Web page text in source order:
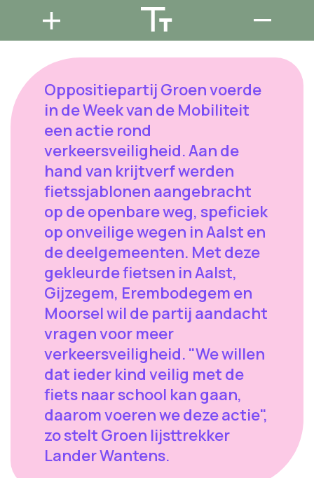
Oppositiepartij Groen voerde
in de Week van de Mobiliteit
een actie rond
verkeersveiligheid. Aan de
hand van krijtverf werden
fietssjablonen aangebracht
op de openbare weg, speficiek
op onveilige wegen in Aalst en
de deelgemeenten. Met deze
gekleurde fietsen in Aalst,
Gijzegem, Erembodegem en
Moorsel wil de partij aandacht
vragen voor meer
verkeersveiligheid. "We willen
dat ieder kind veilig met de
fiets naar school kan gaan,
daarom voeren we deze actie",
zo stelt Groen lijsttrekker
Lander Wantens.